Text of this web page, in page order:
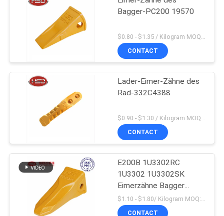
Bagger-PC200 19570
CONTACT
Lader-Eimer-Zähne des
Rad-332C4388
CONTACT
E200B 1U3302RC
1U3302 1U3302SK
Eimerzähne Bagger
Massenproduktion
$1.10 - $1.80/ Kilogram MOQ:100 Kilogram/Kilograms
CONTACT